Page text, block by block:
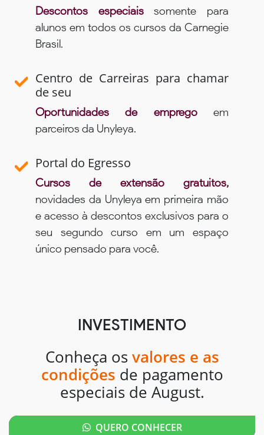
Descontos especiaissomente para
alunos em todos os cursos da Carnegie
Brasil.
Centro de Carreiras para chamar
de seu
Oportunidades de empregoem
parceiros da Unyleya.
Portal do Egresso
Cursos de extensão gratuitos,
novidades da Unyleya em primeira mão
e acesso à descontos exclusivos para o
seu segundo curso em um espaço
único pensado para você.
INVESTIMENTO
Conheça os valores e as
condições de pagamento
especiais de August.
QUERO CONHECER